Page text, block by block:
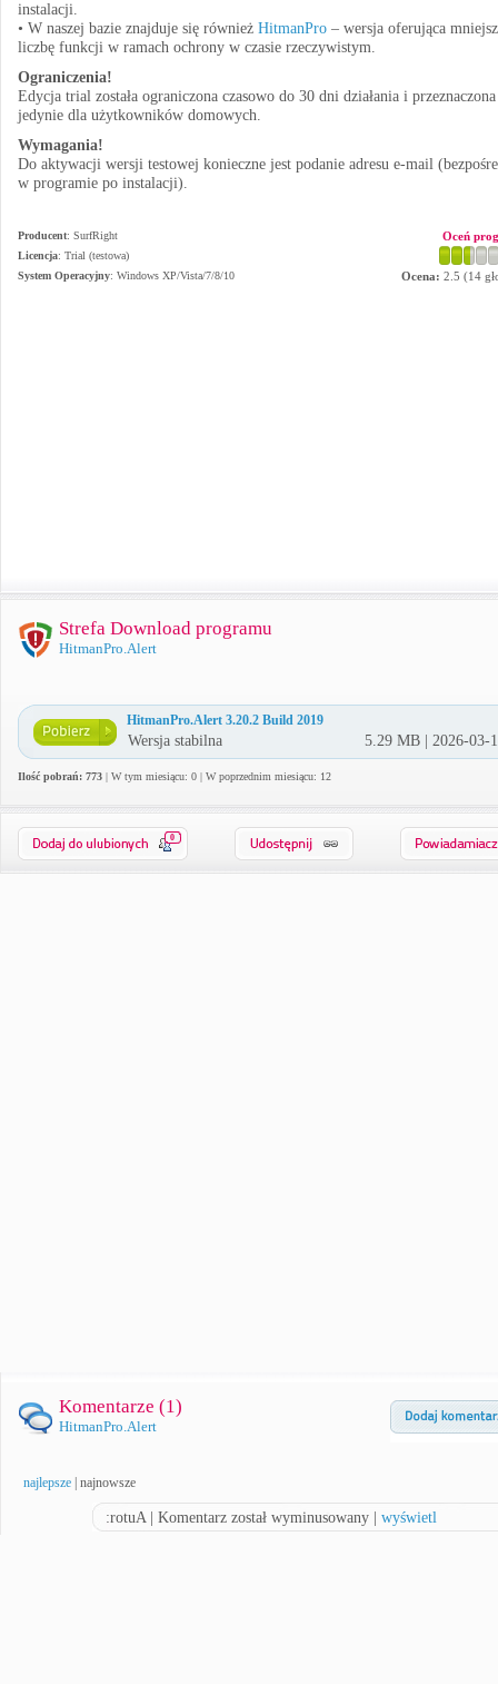
instalacji.
• W naszej bazie znajduje się również HitmanPro – wersja oferująca
liczbę funkcji w ramach ochrony w czasie rzeczywistym.
Ograniczenia!
Edycja trial została ograniczona czasowo do 30 dni działania i
jedynie dla użytkowników domowych.
Wymagania!
Do aktywacji wersji testowej konieczne jest podanie adresu e-mail
w programie po instalacji).
Producent: SurfRight
Licencja: Trial (testowa)
System Operacyjny: Windows XP/Vista/7/8/10
Oceń
Ocena: 2.5 (14
Strefa Download programu
HitmanPro.Alert
HitmanPro.Alert 3.20.2 Build 2019
Wersja stabilna 5.29 MB | 2026-03-
Ilość pobrań: 773 | W tym miesiącu: 0 | W poprzednim miesiącu: 12
0
Komentarze (1)
HitmanPro.Alert
najlepsze najnowsze
:rotuA | Komentarz został wyminusowany | wyświetl